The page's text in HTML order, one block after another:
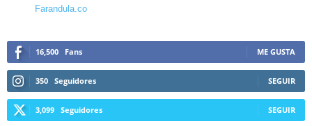
Farandula.co
16,500 Fans ME GUSTA
350 Seguidores SEGUIR
3,099 Seguidores SEGUIR